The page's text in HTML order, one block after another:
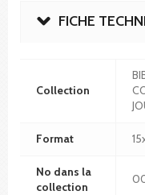
FICHE
Collection
Format
No dans la
collection